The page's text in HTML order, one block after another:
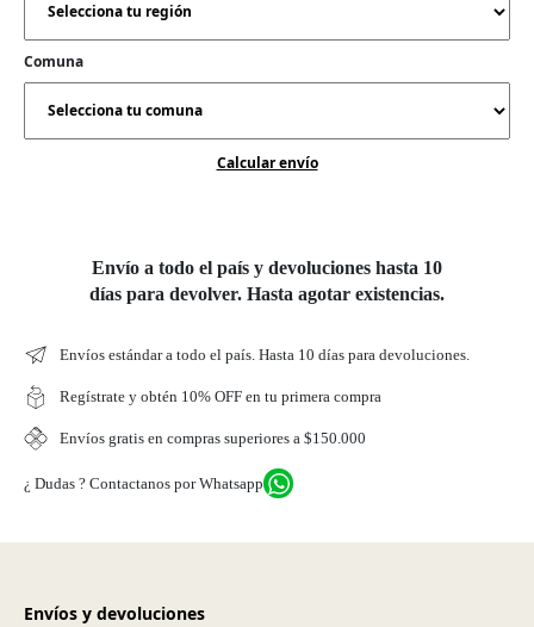
Comuna
Calcular envío
Envío a todo el país y devoluciones hasta 10
días para devolver. Hasta agotar existencias.
Envíos estándar a todo el país. Hasta 10 días para devoluciones.
Regístrate y obtén 10% OFF en tu primera compra
Envíos gratis en compras superiores a $150.000
¿ Dudas ? Contactanos por Whatsapp
Envíos y devoluciones